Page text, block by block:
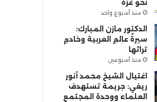
نحو غزة
منذ أسبوع واحد
الدكتور مازن المبارك:
سيرةُ عالمِ العربية وخادمِ
تراثها
منذ أسبوعين
اغتيال الشيخ محمد أنور
ريغي: جريمة تستهدف
العلماء ووحدة المجتمع